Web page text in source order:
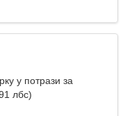
у потрази за
лбс)